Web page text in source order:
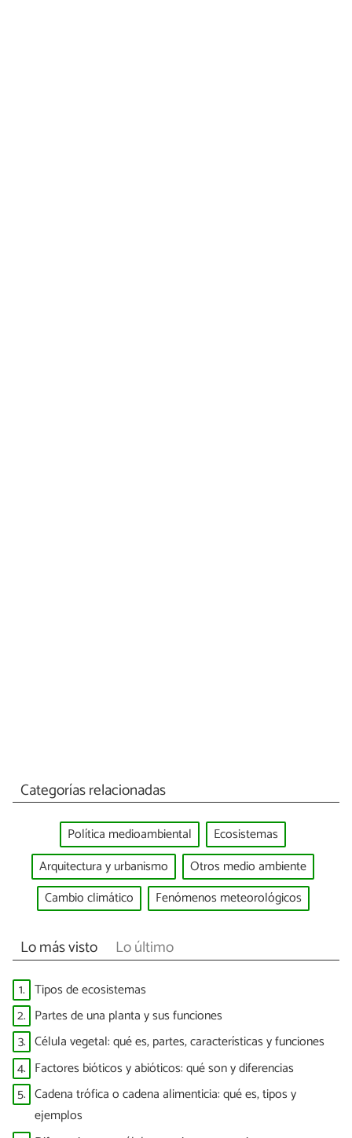
Categorías relacionadas
Política medioambiental
Ecosistemas
Arquitectura y urbanismo
Otros medio ambiente
Cambio climático
Fenómenos meteorológicos
Lo más visto Lo último
1. Tipos de ecosistemas
2. Partes de una planta y sus funciones
3. Célula vegetal: qué es, partes, características y funciones
4. Factores bióticos y abióticos: qué son y diferencias
5. Cadena trófica o cadena alimenticia: qué es, tipos y
ejemplos